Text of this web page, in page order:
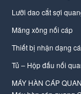
Lưỡi dao cắt sợi
Măng xông nối cáp
Thiết bị nhận dạng
Tủ – Hộp đấu nối
MÁY HÀN CÁP